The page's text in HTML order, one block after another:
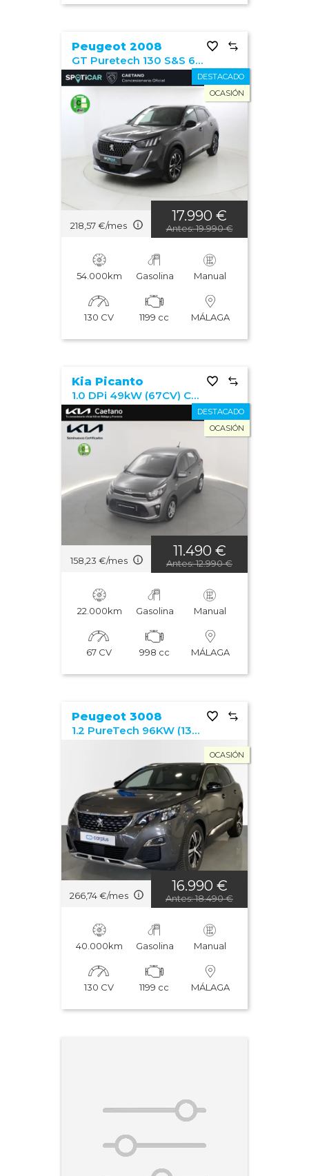
Peugeot 2008
GT Puretech 130 S&S 6 Vel. MAN
DESTACADO
OCASIÓN
218,57 €/mes
17.990 €
Antes: 19.990 €
54.000km Gasolina Manual
130 CV 1199 cc MÁLAGA
Kia Picanto
1.0 DPi 49kW (67CV) Concept
DESTACADO
OCASIÓN
158,23 €/mes
11.490 €
Antes: 12.990 €
22.000km Gasolina Manual
67 CV 998 cc MÁLAGA
Peugeot 3008
1.2 PureTech 96KW (130CV) S&S GT Line
OCASIÓN
266,74 €/mes
16.990 €
Antes: 18.490 €
40.000km Gasolina Manual
130 CV 1199 cc MÁLAGA